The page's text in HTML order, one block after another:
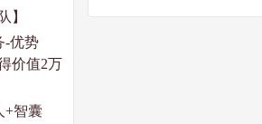
】
-优势
价值2万
+智囊